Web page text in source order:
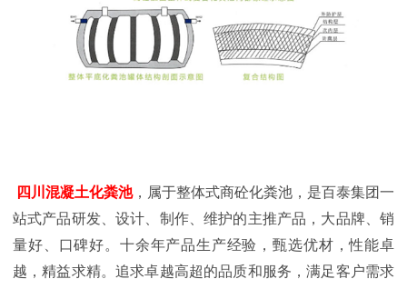
四川混凝土化粪池，属于整体式商砼化粪池，是百泰集团一
站式产品研发、设计、制作、维护的主推产品，大品牌、销
量好、口碑好。十余年产品生产经验，甄选优材，性能卓
越，精益求精。追求卓越高超的品质和服务，满足客户需求